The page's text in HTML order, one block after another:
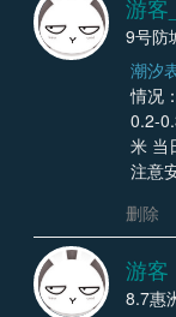
游客
9号防
潮汐
情况
0.2-
米 当
注意
删除
游客
8.7惠